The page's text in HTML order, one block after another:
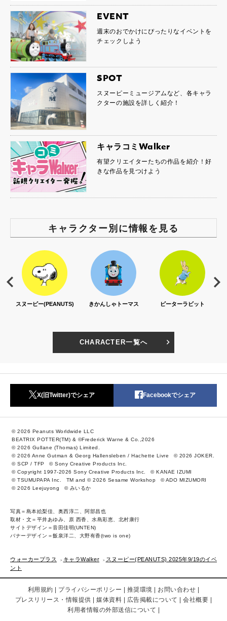
EVENT
週末のおでかけにぴったりなイベントを
チェックしよう
SPOT
スヌーピーミュージアムなど、各キャラ
クターの施設を詳しく紹介！
キャラコミWalker
有望クリエイターたちの作品を紹介！好
きな作品を見つけよう
キャラクター別に情報を見る
スヌーピー(PEANUTS) きかんしゃトーマス ピーターラビット
CHARACTER一覧へ
X(旧Twitter)でシェア Facebookでシェア
© 2026 Peanuts Worldwide LLC
BEATRIX POTTER(TM) & ©Frederick Warne & Co.,2026
© 2026 Gullane (Thomas) Limited.
© 2026 Anne Gutman & Georg Hallensleben / Hachette Livre
© 2026 JOKER.
© SCP / TFP
© Sony Creative Products Inc.
© Copyright 1997-2026 Sony Creative Products Inc.
© KANAE IZUMI
© TSUMUPAPA Inc.
TM and © 2026 Sesame Workshop
© ADO MIZUMORI
© 2026 Leejuyong
© みいるか
写真＝島本絵梨佳、奥西淳二、阿部昌也
取材・文＝平井あゆみ、原 西香、水島彩恵、北村康行
サイトデザイン＝音田佳明(UNTEN)
バナーデザイン＝飯泉洋二、大野有香(two is one)
ウォーカープラス キャラWalker
スヌーピー(PEANUTS) 2025年9/19のイベ
ント
利用規約 プライバシーポリシー 推奨環境
お問い合わせ
プレスリリース・情報提供
媒体資料 広告掲載について
会社概要
利用者情報の外部送信について